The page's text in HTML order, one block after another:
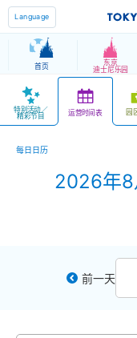
Language
首页 东京
迪士尼乐园
特别活动／
精彩节目 运营时间表 园
每日日历
2026年8
前一天